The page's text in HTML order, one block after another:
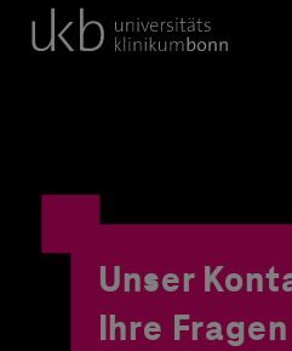
Unser
Ihre Fragen